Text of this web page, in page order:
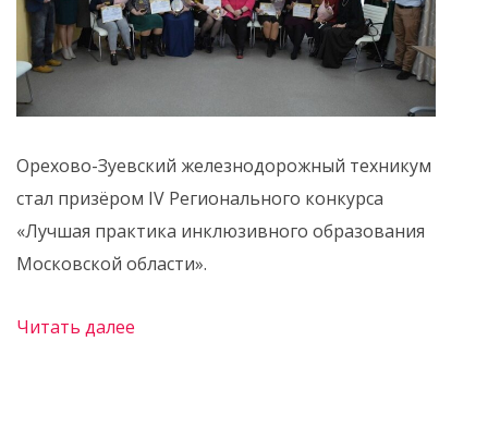
Орехово-Зуевский железнодорожный техникум
стал призёром IV Регионального конкурса
«Лучшая практика инклюзивного образования
Московской области».
Читать далее